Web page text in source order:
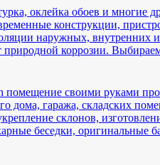
оклейка обоев и многие
конструкции,
наружных, внутренних
природной коррозии.
помещение своими руками
дома, гаража, складских
склонов,
беседки, оригинальные